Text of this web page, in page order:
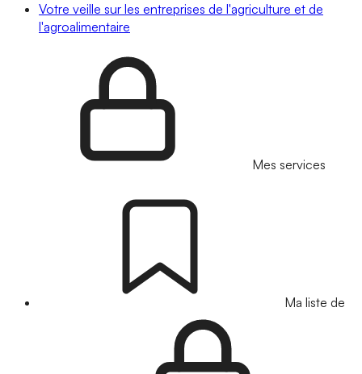
Votre veille sur les entreprises de l'agriculture et de
l'agroalimentaire
Mes services
Ma liste de